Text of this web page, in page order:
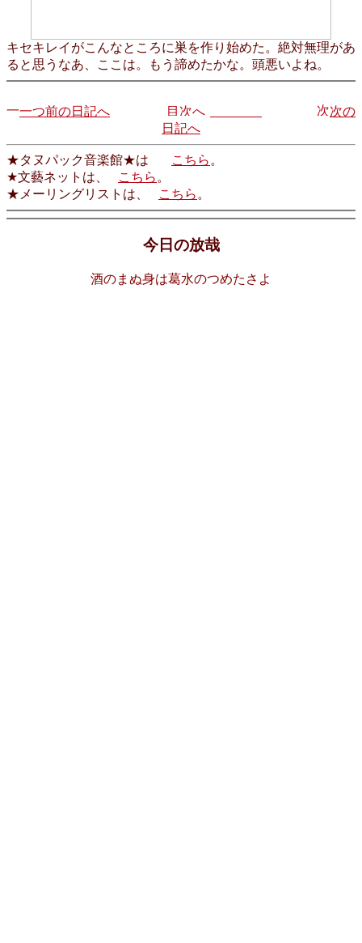
キセキレイがこんなところに巣を作り始めた。絶対無理があ
ると思うなあ、ここは。もう諦めたかな。頭悪いよね。
一つ前の日記へ
次の
日記へ
★タヌパック音楽館★は こちら 。
★文藝ネットは、
こちら 。
★メーリングリストは、
こちら 。
今日の放哉
酒のまぬ身は葛水のつめたさよ